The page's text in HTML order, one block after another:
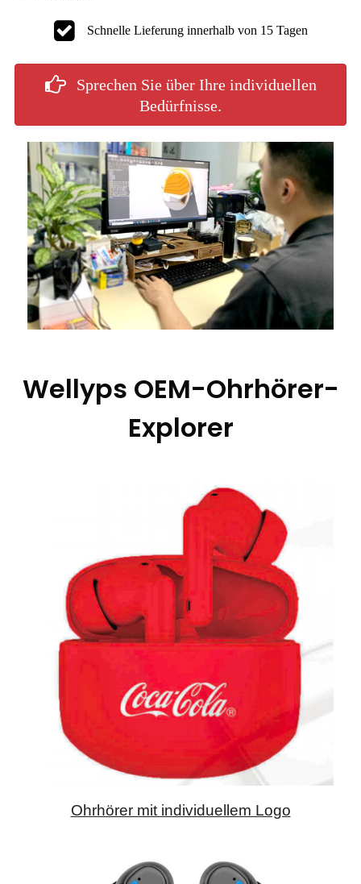
Schnelle Lieferung innerhalb von 15 Tagen
Sprechen Sie über Ihre individuellen
Bedürfnisse.
Wellyps OEM-Ohrhörer-
Explorer
Ohrhörer mit individuellem Logo